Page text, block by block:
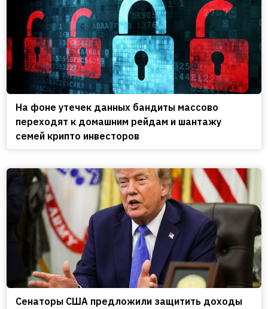
На фоне утечек данных бандиты массово
переходят к домашним рейдам и шантажу
семей крипто инвесторов
Сенаторы США предложили защитить доходы